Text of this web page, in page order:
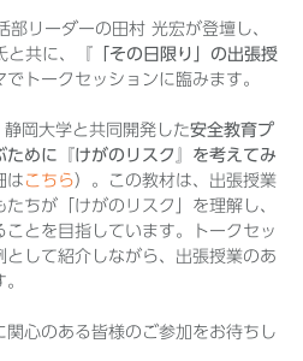
部リーダーの田村 光宏が登壇し、
共に、『
「その日限り」の出張授
でトークセッションに臨みます。
静岡大学と共同開発した安全教育プ
ために『けがのリスク』を考えてみ
は こちら）。この教材は、出張授業
ちが「けがのリスク」を理解し、
とを目指しています。トークセッ
して紹介しながら、出張授業のあ
心のある皆様のご参加をお待ちし